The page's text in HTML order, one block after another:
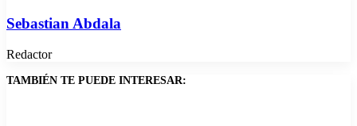
email
Sebastian Abdala
Redactor
TAMBIÉN TE PUEDE INTERESAR: